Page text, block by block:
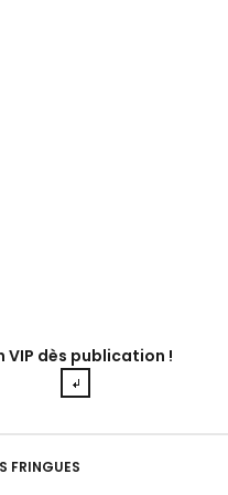
VIP dès publication !
FRINGUES